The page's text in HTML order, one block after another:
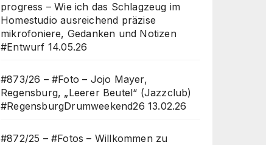
progress – Wie ich das Schlagzeug im
Homestudio ausreichend präzise
mikrofoniere, Gedanken und Notizen
#Entwurf 14.05.26
#873/26 – #Foto – Jojo Mayer,
Regensburg, „Leerer Beutel“ (Jazzclub)
#RegensburgDrumweekend26 13.02.26
#872/25 – #Fotos – Willkommen zu